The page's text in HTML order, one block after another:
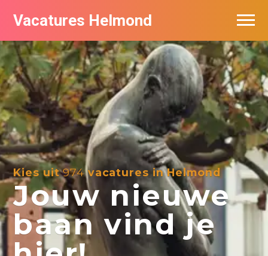
Vacatures Helmond
Kies uit974vacatures in Helmond
Jouw nieuwe
baan vind je
Vacatures bij bedrijven in Helmond
De populairste vacatures in Helmond